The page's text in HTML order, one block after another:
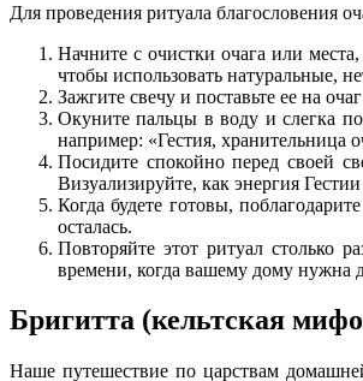
Для проведения ритуала благословения
Начните с очистки очага или
чтобы использовать натуральные,
Зажгите свечу и поставьте ее на
Окуните пальцы в воду и слегка
например: «Гестия, хранительница
Посидите спокойно перед своей
Визуализируйте, как энергия
Когда будете готовы,
осталась.
Повторяйте этот ритуал столько
времени, когда вашему дому нужна
Бригитта (кельтская
Наше путешествие по царствам